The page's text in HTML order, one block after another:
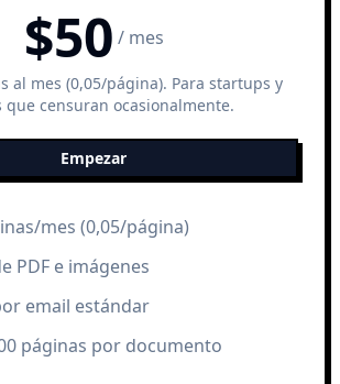
$50 / mes
al mes (0,05/página). Para startups y
que censuran ocasionalmente.
Empezar
mes (0,05/página)
PDF e imágenes
email estándar
páginas por documento